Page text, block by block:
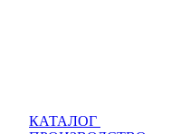
КАТАЛОГ